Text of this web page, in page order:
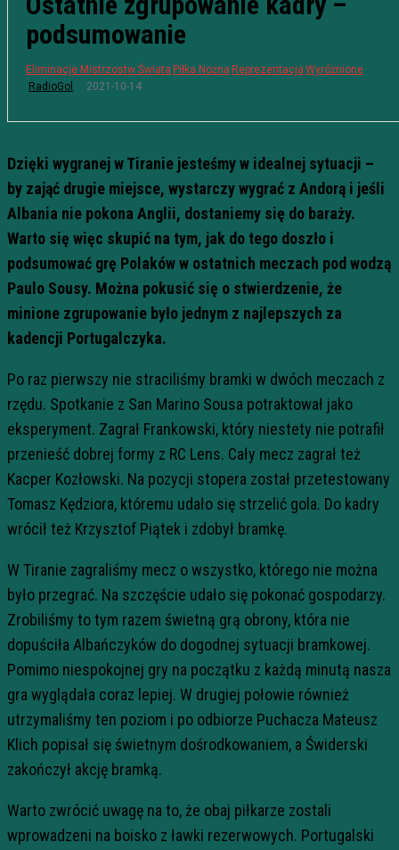
podsumowanie
Eliminacje Mistrzostw Świata Piłka Nożna Reprezentacja Wyróżnione
RadioGol
2021-10-14
Dzięki wygranej w Tiranie jesteśmy w idealnej sytuacji –
by zająć drugie miejsce, wystarczy wygrać z Andorą i jeśli
Albania nie pokona Anglii, dostaniemy się do baraży.
Warto się więc skupić na tym, jak do tego doszło i
podsumować grę Polaków w ostatnich meczach pod wodzą
Paulo Sousy. Można pokusić się o stwierdzenie, że
minione zgrupowanie było jednym z najlepszych za
kadencji Portugalczyka.
Po raz pierwszy nie straciliśmy bramki w dwóch meczach z
rzędu. Spotkanie z San Marino Sousa potraktował jako
eksperyment. Zagrał Frankowski, który niestety nie potrafił
przenieść dobrej formy z RC Lens. Cały mecz zagrał też
Kacper Kozłowski. Na pozycji stopera został przetestowany
Tomasz Kędziora, któremu udało się strzelić gola. Do kadry
wrócił też Krzysztof Piątek i zdobył bramkę.
W Tiranie zagraliśmy mecz o wszystko, którego nie można
było przegrać. Na szczęście udało się pokonać gospodarzy.
Zrobiliśmy to tym razem świetną grą obrony, która nie
dopuściła Albańczyków do dogodnej sytuacji bramkowej.
Pomimo niespokojnej gry na początku z każdą minutą nasza
gra wyglądała coraz lepiej. W drugiej połowie również
utrzymaliśmy ten poziom i po odbiorze Puchacza Mateusz
Klich popisał się świetnym dośrodkowaniem, a Świderski
zakończył akcję bramką.
Warto zwrócić uwagę na to, że obaj piłkarze zostali
wprowadzeni na boisko z ławki rezerwowych. Portugalski